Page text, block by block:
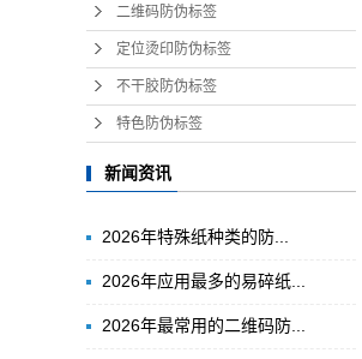
二维码防伪标签
定位烫印防伪标签
不干胶防伪标签
特色防伪标签
新闻资讯
​2026年特殊纸种类的防...
2026年应用最多的易碎纸...
2026年最常用的二维码防...